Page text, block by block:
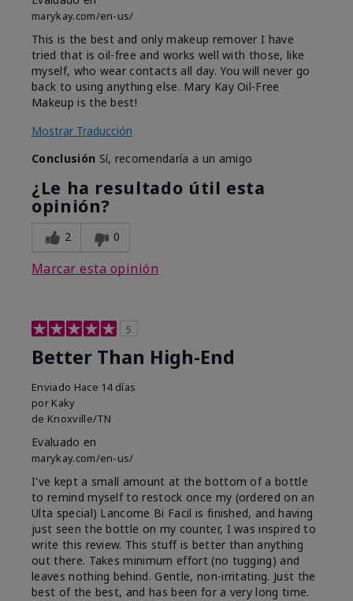
marykay.com/en-us/
This is the best and only makeup remover I have
tried that is oil-free and works well with those, like
myself, who wear contacts all day. You will never go
back to using anything else. Mary Kay Oil-Free
Makeup is the best!
Mostrar Traducción
Conclusión Sí, recomendaría a un amigo
¿Le ha resultado útil esta
opinión?
2 0
Marcar esta opinión
5
Better Than High-End
Enviado Hace 14 días
por Kaky
de Knoxville/TN
Evaluado en
marykay.com/en-us/
I've kept a small amount at the bottom of a bottle
to remind myself to restock once my (ordered on an
Ulta special) Lancome Bi Facil is finished, and having
just seen the bottle on my counter, I was inspired to
write this review. This stuff is better than anything
out there. Takes minimum effort (no tugging) and
leaves nothing behind. Gentle, non-irritating. Just the
best of the best, and has been for a very long time.